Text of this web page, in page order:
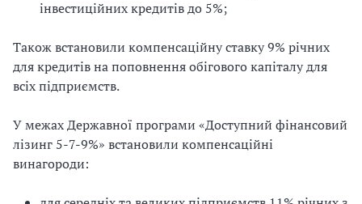
інвестиційних кредитів до 5%;
Також встановили компенсаційну ставку 9% річних
для кредитів на поповнення обігового капіталу для
всіх підприємств.
У межах Державної програми «Доступний фінансовий
лізинг 5-7-9%» встановили компенсаційні
винагороди: